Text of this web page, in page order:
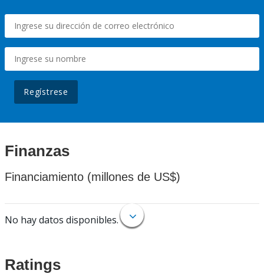
Regístrese
Finanzas
Financiamiento (millones de US$)
No hay datos disponibles.
Ratings